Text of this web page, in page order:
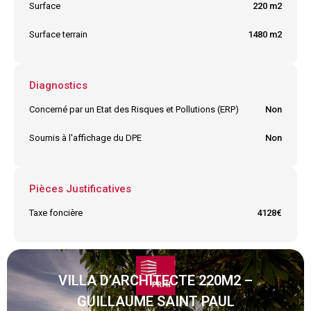
Surface 220 m2
Surface terrain 1480 m2
Diagnostics
Concerné par un Etat des Risques et Pollutions (ERP) Non
Soumis à l'affichage du DPE Non
Pièces Justificatives
Taxe foncière 4128€
VILLA D’ARCHITECTE 220M2 –
GUILLAUME SAINT PAUL